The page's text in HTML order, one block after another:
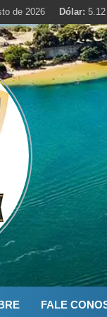
de 2026 Dólar: 5.12
FALE